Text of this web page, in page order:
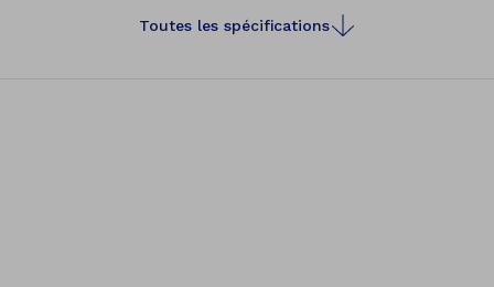
Toutes les spécifications